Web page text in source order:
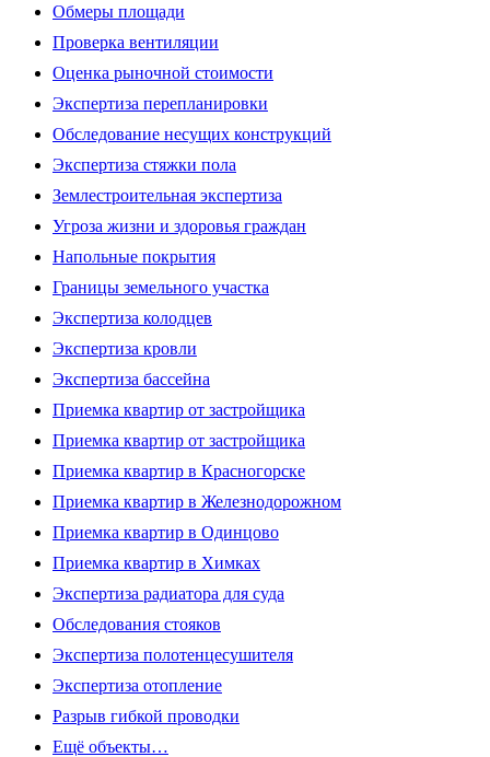
Обмеры площади
Проверка вентиляции
Оценка рыночной стоимости
Экспертиза перепланировки
Обследование несущих конструкций
Экспертиза стяжки пола
Землестроительная экспертиза
Угроза жизни и здоровья граждан
Напольные покрытия
Границы земельного участка
Экспертиза колодцев
Экспертиза кровли
Экспертиза бассейна
Приемка квартир от застройщика
Приемка квартир от застройщика
Приемка квартир в Красногорске
Приемка квартир в Железнодорожном
Приемка квартир в Одинцово
Приемка квартир в Химках
Экспертиза радиатора для суда
Обследования стояков
Экспертиза полотенцесушителя
Экспертиза отопление
Разрыв гибкой проводки
Ещё объекты…